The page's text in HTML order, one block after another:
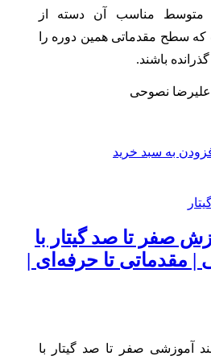
مناسب آن دسته از
سطح مقدماتی همین دوره را
باشند.
علیرضا نصوحی
به سبد خرید
صفر تا صد گیتار با
| مقدماتی تا حرفه‌ای |
آموزشی صفر تا صد گیتار با